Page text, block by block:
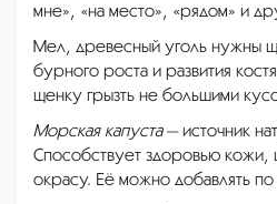
мне», «на место», «рядом» и
Мел, древесный уголь нужны
бурного роста и развития
щенку грызть не большими
Морская капуста— источник
Способствует здоровью
окрасу. Её можно добавлять